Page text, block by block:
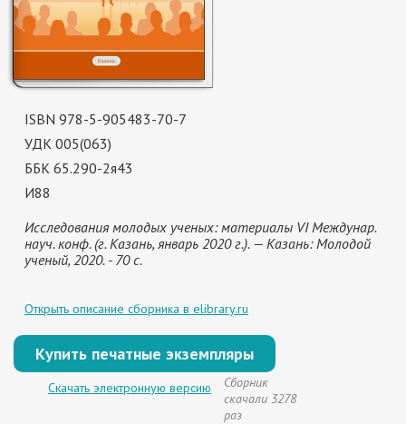
ISBN 978-5-905483-70-7
УДК 005(063)
ББК 65.290-2я43
И88
Исследования молодых ученых: материалы VI Междунар.
науч. конф. (г. Казань, январь 2020 г.). — Казань: Молодой
ученый, 2020. - 70 с.
Открыть описание сборника в elibrary.ru
Купить печатные экземпляры
Скачать электронную версию
Сборник
скачали 3278
раз